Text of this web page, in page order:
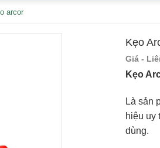
arcor
Kẹo
Giá -
Kẹo
Là sản
hiệu uy
dùng.